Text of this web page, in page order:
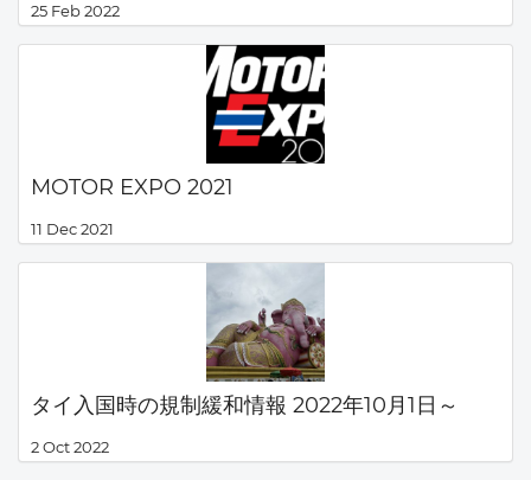
25 Feb 2022
MOTOR EXPO 2021
11 Dec 2021
タイ入国時の規制緩和情報 2022年10月1日～
2 Oct 2022